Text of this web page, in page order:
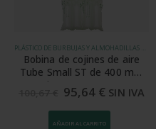
Bobina de cojines de aire
Tube Small ST de 400 mm
20 micras para SPK 7005
95,64 € SIN IVA
AÑADIR AL CARRITO